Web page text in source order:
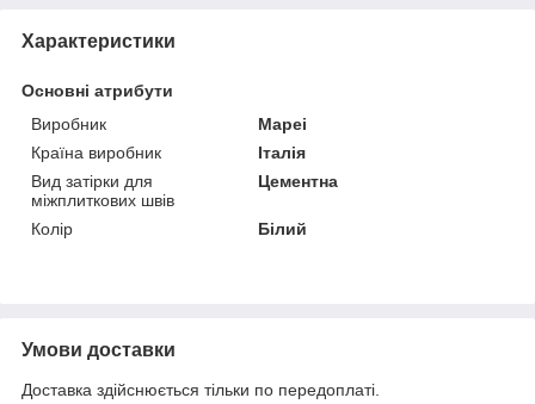
Характеристики
Основні атрибути
Виробник
Mapei
Країна виробник
Італія
Вид затірки для
міжплиткових швів
Цементна
Колір Білий
Умови доставки
Доставка здійснюється тільки по передоплаті.